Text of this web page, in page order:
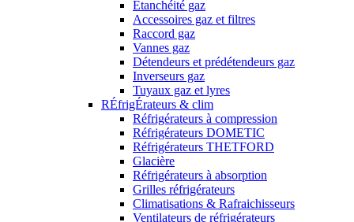
Etanchéité gaz
Accessoires gaz et filtres
Raccord gaz
Vannes gaz
Détendeurs et prédétendeurs gaz
Inverseurs gaz
Tuyaux gaz et lyres
RÉfrigÉrateurs & clim
Réfrigérateurs à compression
Réfrigérateurs DOMETIC
Réfrigérateurs THETFORD
Glacière
Réfrigérateurs à absorption
Grilles réfrigérateurs
Climatisations & Rafraichisseurs
Ventilateurs de réfrigérateurs